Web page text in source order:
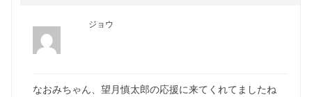
ジョウ
なおみちゃん、望月慎太郎の応援に来てくれてましたね